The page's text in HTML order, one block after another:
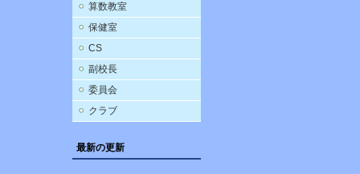
算数教室
保健室
CS
副校長
委員会
クラブ
最新の更新